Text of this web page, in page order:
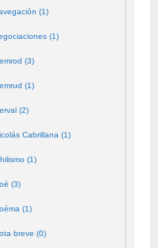
(1)
(1)
(3)
(1)
(2)
Cabrillana (1)
(1)
(3)
(1)
breve (0)